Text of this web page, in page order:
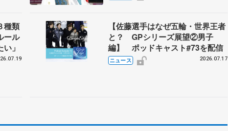
種類
ール
」
【佐藤選手はなぜ五輪・世界王者
と？ GPシリーズ展望②男子
編】 ポッドキャスト#73を配信
ニュース 2026.07.17